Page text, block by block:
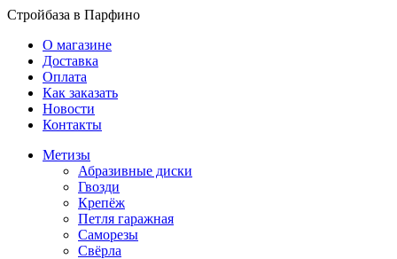
Стройбаза в Парфино
О магазине
Доставка
Оплата
Как заказать
Новости
Контакты
Метизы
Абразивные диски
Гвозди
Крепёж
Петля гаражная
Саморезы
Свёрла